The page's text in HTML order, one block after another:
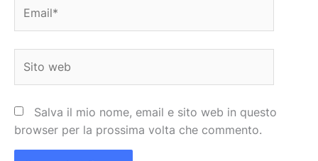
web
Salva il mio nome, email e sito web in questo
browser per la prossima volta che commento.